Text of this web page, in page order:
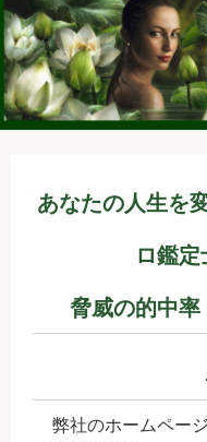
あなたの人生を
ロ鑑定
脅威の的中率
弊社のホームペー